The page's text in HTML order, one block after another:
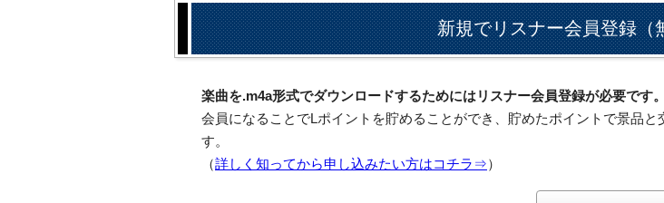
新規でリスナー会員登録（
楽曲を.m4a形式でダウンロードするためにはリスナー会員登録が必要です。
会員になることでLポイントを貯めることができ、貯めたポイントで景品
す。
（詳しく知ってから申し込みたい方はコチラ⇒）